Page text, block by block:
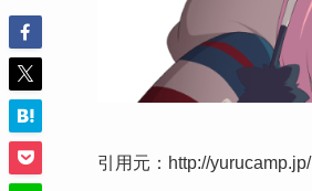
引用元：http://yurucamp.jp/